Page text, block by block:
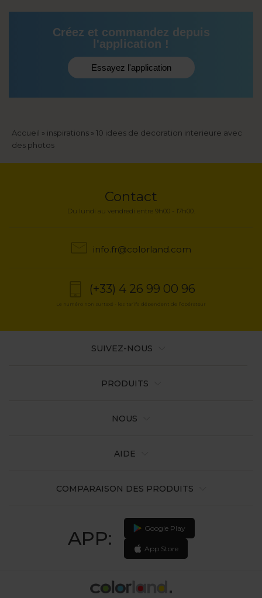
Créez et commandez depuis
l'application !
Essayez l'application
Fil
d'Ariane
Accueil inspirations
10 idees de decoration interieure avec
des photos
Contact
Du lundi au vendredi entre 9h00 - 17h00.
info.fr@colorland.com
(+33) 4 26 99 00 96
Le numéro non surtaxé - les tarifs dépendent de l’opérateur
PRODUITS
NOUS
AIDE
COMPARAISON DES PRODUITS
APP: Google Play
App Store
SUIVEZ-NOUS